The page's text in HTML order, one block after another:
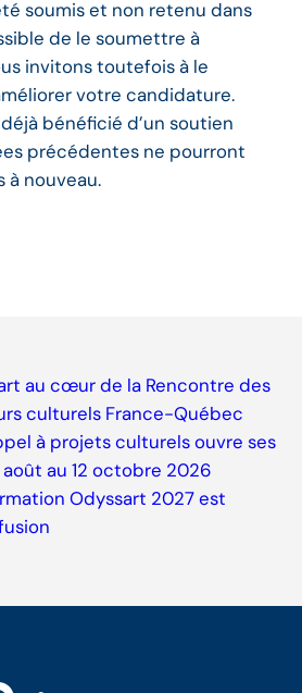
soumis et non retenu dans
de le soumettre à
invitons toutefois à le
votre candidature.
bénéficié d’un soutien
précédentes ne pourront
à nouveau.
au cœur de la Rencontre des
culturels France-Québec
à projets culturels ouvre ses
au 12 octobre 2026
Odyssart 2027 est